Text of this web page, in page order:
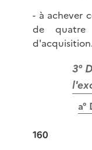
- à achever
de
d'acquisition.
3°
160